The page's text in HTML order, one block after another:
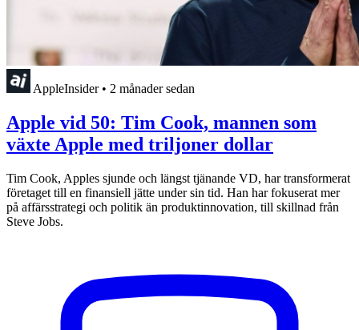
AppleInsider • 2 månader sedan
Apple vid 50: Tim Cook, mannen som
växte Apple med triljoner dollar
Tim Cook, Apples sjunde och längst tjänande VD, har transformerat
företaget till en finansiell jätte under sin tid. Han har fokuserat mer
på affärsstrategi och politik än produktinnovation, till skillnad från
Steve Jobs.